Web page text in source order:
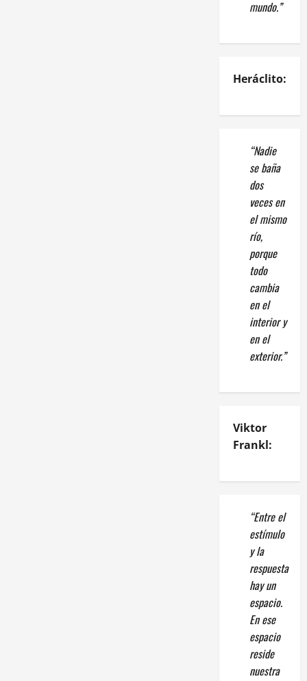
mundo.”
Heráclito:
“Nadie
se baña
dos
veces en
el mismo
río,
porque
todo
cambia
en el
interior y
en el
exterior.”
Viktor
Frankl:
“Entre el
estímulo
y la
respuesta
hay un
espacio.
En ese
espacio
reside
nuestra